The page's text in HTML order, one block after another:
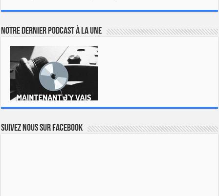
Notre dernier podcast à la une
Suivez nous sur Facebook